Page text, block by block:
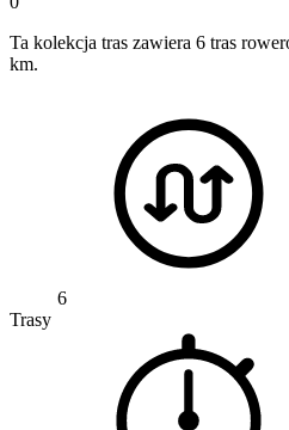
Ta kolekcja tras zawiera 6 tras
km.
6
Trasy